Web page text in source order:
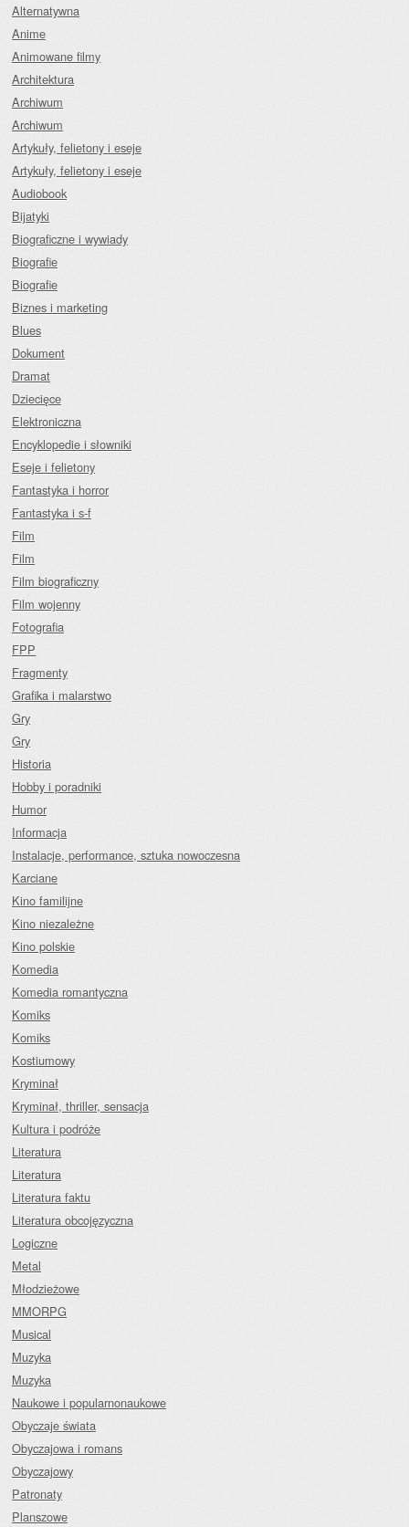
Alternatywna
Anime
Animowane filmy
Architektura
Archiwum
Archiwum
Artykuły, felietony i eseje
Artykuły, felietony i eseje
Audiobook
Bijatyki
Biograficzne i wywiady
Biografie
Biografie
Biznes i marketing
Blues
Dokument
Dramat
Dziecięce
Elektroniczna
Encyklopedie i słowniki
Eseje i felietony
Fantastyka i horror
Fantastyka i s-f
Film
Film
Film biograficzny
Film wojenny
Fotografia
FPP
Fragmenty
Grafika i malarstwo
Gry
Gry
Historia
Hobby i poradniki
Humor
Informacja
Instalacje, performance, sztuka nowoczesna
Karciane
Kino familijne
Kino niezależne
Kino polskie
Komedia
Komedia romantyczna
Komiks
Komiks
Kostiumowy
Kryminał
Kryminał, thriller, sensacja
Kultura i podróże
Literatura
Literatura
Literatura faktu
Literatura obcojęzyczna
Logiczne
Metal
Młodzieżowe
MMORPG
Musical
Muzyka
Muzyka
Naukowe i popularnonaukowe
Obyczaje świata
Obyczajowa i romans
Obyczajowy
Patronaty
Planszowe